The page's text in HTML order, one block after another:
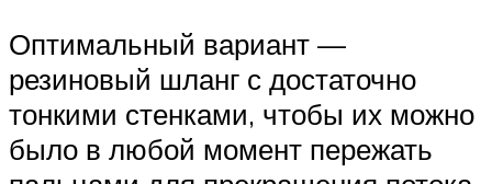
Оптимальный вариант —
резиновый шланг с достаточно
тонкими стенками, чтобы их можно
было в любой момент пережать